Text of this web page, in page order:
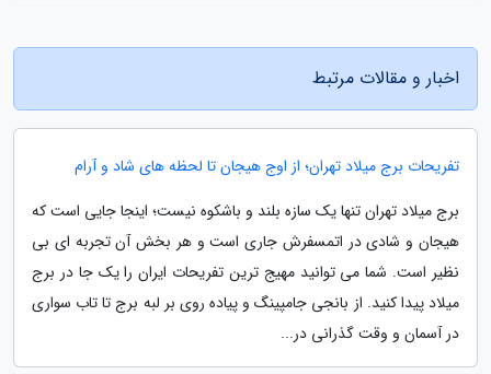
اخبار و مقالات مرتبط
تفریحات برج میلاد تهران؛ از اوج هیجان تا لحظه های شاد و آرام
برج میلاد تهران تنها یک سازه بلند و باشکوه نیست؛ اینجا جایی است که
هیجان و شادی در اتمسفرش جاری است و هر بخش آن تجربه ای بی
نظیر است. شما می توانید مهیج ترین تفریحات ایران را یک جا در برج
میلاد پیدا کنید. از بانجی جامپینگ و پیاده روی بر لبه برج تا تاب سواری
در آسمان و وقت گذرانی در...